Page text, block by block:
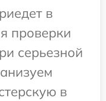
в
проверки
серьезной
в